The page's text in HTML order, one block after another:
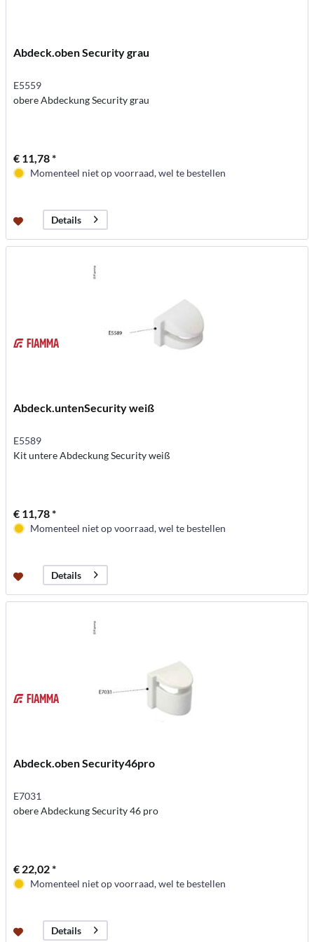
Abdeck.oben Security grau
E5559
obere Abdeckung Security grau
€ 11,78 *
Momenteel niet op voorraad, wel te bestellen
Details
Abdeck.untenSecurity weiß
E5589
Kit untere Abdeckung Security weiß
€ 11,78 *
Momenteel niet op voorraad, wel te bestellen
Details
Abdeck.oben Security46pro
E7031
obere Abdeckung Security 46 pro
€ 22,02 *
Momenteel niet op voorraad, wel te bestellen
Details